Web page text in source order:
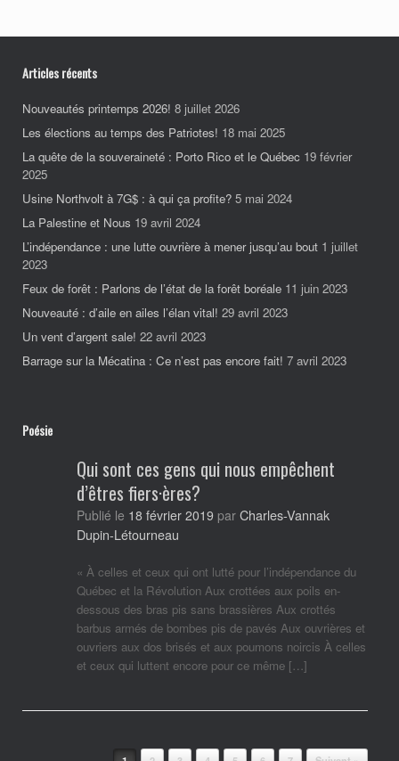
Articles récents
Nouveautés printemps 2026! 8 juillet 2026
Les élections au temps des Patriotes! 18 mai 2025
La quête de la souveraineté : Porto Rico et le Québec 19 février
2025
Usine Northvolt à 7G$ : à qui ça profite? 5 mai 2024
La Palestine et Nous 19 avril 2024
L’indépendance : une lutte ouvrière à mener jusqu’au bout 1 juillet
2023
Feux de forêt : Parlons de l’état de la forêt boréale 11 juin 2023
Nouveauté : d’aile en ailes l’élan vital! 29 avril 2023
Un vent d’argent sale! 22 avril 2023
Barrage sur la Mécatina : Ce n’est pas encore fait! 7 avril 2023
Poésie
Qui sont ces gens qui nous empêchent
d’êtres fiers·ères?
Publié le 18 février 2019 par Charles-Vannak
Dupin-Létourneau
« À celles et ceux qui ont lutté pour l’indépendance du
Québec et la Révolution Aux crottées aux poils en-
dessous des bras pis sans brassières Aux crottés
barbus armés de bombes pis de pavés Aux ouvrières et
ouvriers aux dos brisés et aux poumons noircis À celles
et ceux qui luttent encore pour ce même […]